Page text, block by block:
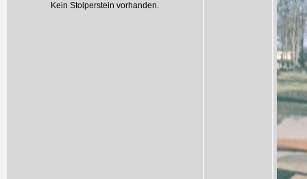
Kein Stolperstein vorhanden.